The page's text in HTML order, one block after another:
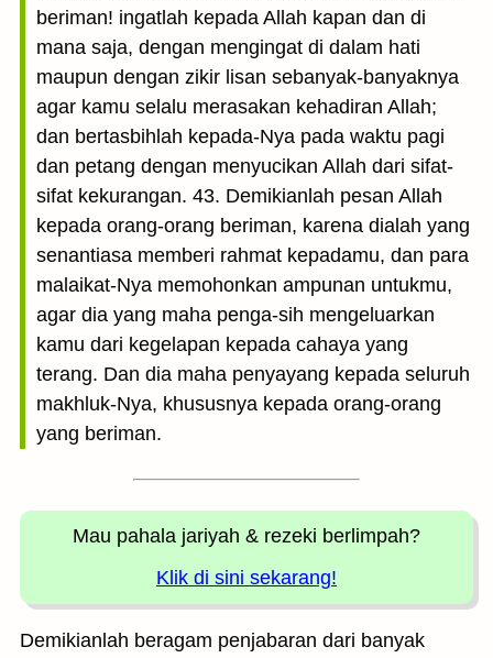
beriman! ingatlah kepada Allah kapan dan di
mana saja, dengan mengingat di dalam hati
maupun dengan zikir lisan sebanyak-banyaknya
agar kamu selalu merasakan kehadiran Allah;
dan bertasbihlah kepada-Nya pada waktu pagi
dan petang dengan menyucikan Allah dari sifat-
sifat kekurangan. 43. Demikianlah pesan Allah
kepada orang-orang beriman, karena dialah yang
senantiasa memberi rahmat kepadamu, dan para
malaikat-Nya memohonkan ampunan untukmu,
agar dia yang maha penga-sih mengeluarkan
kamu dari kegelapan kepada cahaya yang
terang. Dan dia maha penyayang kepada seluruh
makhluk-Nya, khususnya kepada orang-orang
yang beriman.
Mau pahala jariyah & rezeki berlimpah?
Klik di sini sekarang!
Demikianlah beragam penjabaran dari banyak